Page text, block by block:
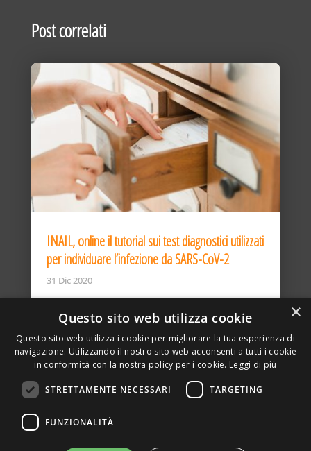
Post correlati
INAIL, online il tutorial sui test diagnostici utilizzati
per individuare l’infezione da SARS-CoV-2
31 Dic 2020
DELLA TORRE, 15 – 20127 – MILANO – P. IVA
×
Questo sito web utilizza cookie
Questo sito web utilizza i cookie per migliorare la tua esperienza di
navigazione. Utilizzando il nostro sito web acconsenti a tutti i cookie
in conformità con la nostra policy per i cookie. Leggi di più
STRETTAMENTE NECESSARI TARGETING
FUNZIONALITÀ